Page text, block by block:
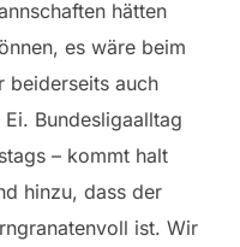
hätten
es wäre beim
beiderseits auch
Bundesligaalltag
– kommt halt
hinzu, dass der
ist. Wir